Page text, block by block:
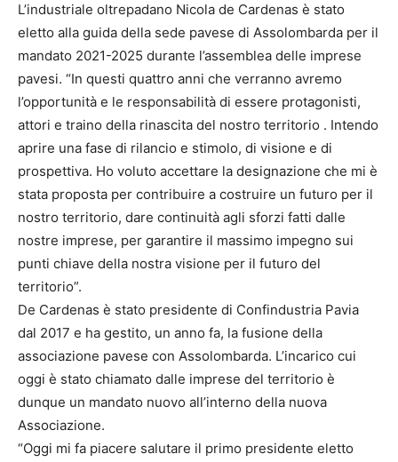
L’industriale oltrepadano Nicola de Cardenas è stato
eletto alla guida della sede pavese di Assolombarda per il
mandato 2021-2025 durante l’assemblea delle imprese
pavesi. “In questi quattro anni che verranno avremo
l’opportunità e le responsabilità di essere protagonisti,
attori e traino della rinascita del nostro territorio . Intendo
aprire una fase di rilancio e stimolo, di visione e di
prospettiva. Ho voluto accettare la designazione che mi è
stata proposta per contribuire a costruire un futuro per il
nostro territorio, dare continuità agli sforzi fatti dalle
nostre imprese, per garantire il massimo impegno sui
punti chiave della nostra visione per il futuro del
territorio”.
De Cardenas è stato presidente di Confindustria Pavia
dal 2017 e ha gestito, un anno fa, la fusione della
associazione pavese con Assolombarda. L’incarico cui
oggi è stato chiamato dalle imprese del territorio è
dunque un mandato nuovo all’interno della nuova
Associazione.
“Oggi mi fa piacere salutare il primo presidente eletto